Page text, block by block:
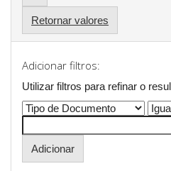
Retornar valores
Adicionar filtros:
Utilizar filtros para refinar o